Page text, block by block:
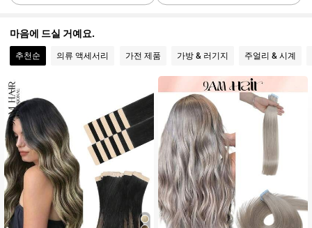
4.82 88K 팔로워
88K 팔로워
4.82 88K 팔로워
4.82 88K 팔로워
마음에 드실 거예요.
추천순 의류 액세서리 가전 제품 가방 & 러기지 주얼리 & 시계